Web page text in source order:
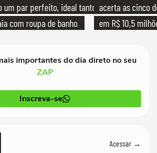
um par perfeito, ideal tanto
com roupa de banho
acerta as cinco
em R$ 10,5
importantes do dia direto no seu
ZAP
Inscreva-se
Acessar →